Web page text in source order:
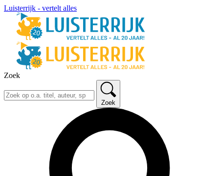
Luisterrijk - vertelt alles
Zoek
Zoek